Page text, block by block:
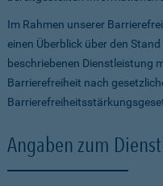
Im Rahmen unserer
einen Überblick über den
beschriebenen Dienstleistung
Barrierefreiheit nach
Angaben zum